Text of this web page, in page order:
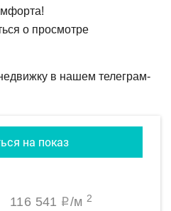
о просмотре
в нашем телеграм-
на показ
116 541 q/м 2